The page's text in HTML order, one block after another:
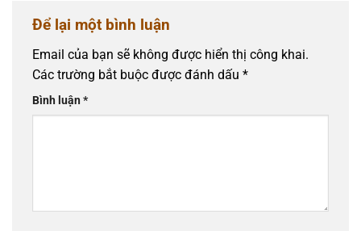
Để lại một bình luận
Email của bạn sẽ không được hiển thị công khai.
Các trường bắt buộc được đánh dấu *
Bình luận*